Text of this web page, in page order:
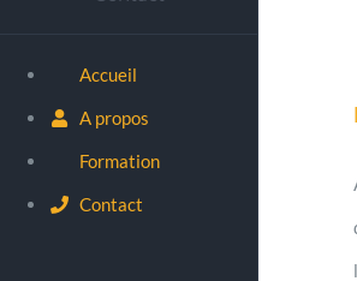
Accueil
A propos
Formation
Contact